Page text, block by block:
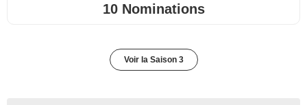
10 Nominations
Voir la Saison 3